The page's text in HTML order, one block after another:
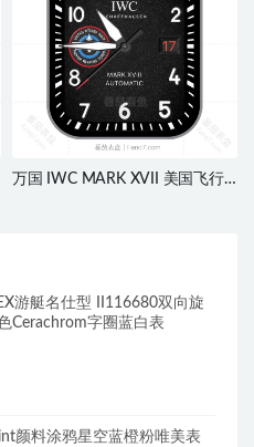
万国 IWC MARK XVII 美国飞行
游艇名仕型 II116680双向旋
Cerachrom字圈蓝白表
颜料涂鸦星空蓝橙粉唯美表